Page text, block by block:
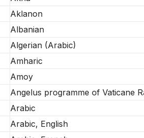
Aklanon
Albanian
Algerian (Arabic)
Amharic
Amoy
Angelus programme of Vaticane
Arabic
Arabic, English